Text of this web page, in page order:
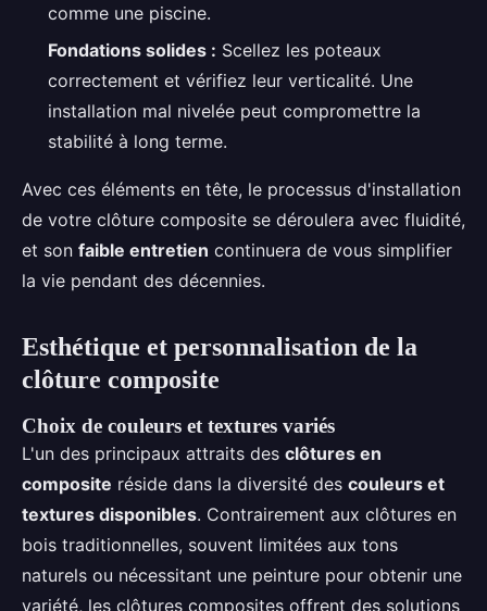
comme une piscine.
Fondations solides : Scellez les poteaux
correctement et vérifiez leur verticalité. Une
installation mal nivelée peut compromettre la
stabilité à long terme.
Avec ces éléments en tête, le processus d'installation
de votre clôture composite se déroulera avec fluidité,
et son faible entretien continuera de vous simplifier
la vie pendant des décennies.
Esthétique et personnalisation de la
clôture composite
Choix de couleurs et textures variés
L'un des principaux attraits des clôtures en
composite réside dans la diversité des couleurs et
textures disponibles. Contrairement aux clôtures en
bois traditionnelles, souvent limitées aux tons
naturels ou nécessitant une peinture pour obtenir une
variété, les clôtures composites offrent des solutions